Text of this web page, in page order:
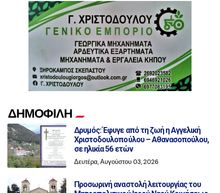
ΔΗΜΟΦΙΛΗ
Δρυμός: Έφυγε από τη ζωή η Αγγελική
Χριστοδουλοπούλου – Αθανασοπούλου,
σε ηλικία 56 ετών
Δευτέρα, Αυγούστου 03, 2026
Προσωρινή αναστολή λειτουργίας του